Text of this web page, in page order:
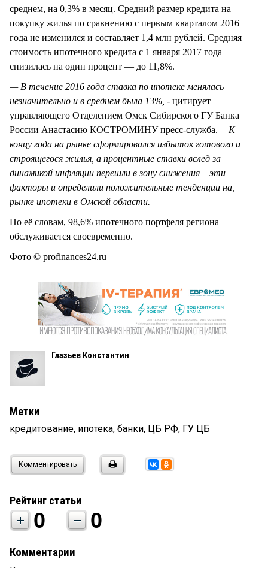
среднем, на 0,3% в месяц. Средний размер кредита на
покупку жилья по сравнению с первым кварталом 2016
года не изменился и составляет 1,4 млн рублей. Средняя
стоимость ипотечного кредита с 1 января 2017 года
снизилась на один процент — до 11,8%.
— В течение 2016 года ставка по ипотеке менялась
незначительно и в среднем была 13%, - цитирует
управляющего Отделением Омск Сибирского ГУ Банка
России Анастасию КОСТРОМИНУ пресс-служба.— К
концу года на рынке сформировался избыток готового и
строящегося жилья, а процентные ставки вслед за
динамикой инфляции перешли в зону снижения – эти
факторы и определили положительные тенденции на,
рынке ипотеки в Омской области.
По её словам, 98,6% ипотечного портфеля региона
обслуживается своевременно.
Фото © profinances24.ru
Глазьев Константин
Метки
кредитование, ипотека, банки, ЦБ РФ, ГУ ЦБ
Комментировать
Рейтинг статьи
0 0
Комментарии